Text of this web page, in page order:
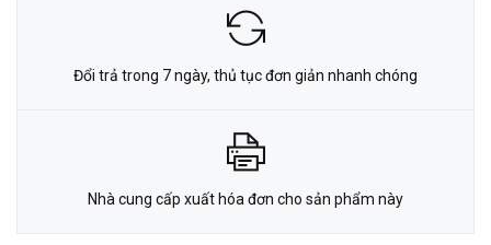
Đổi trả trong 7 ngày, thủ tục đơn giản nhanh chóng
Nhà cung cấp xuất hóa đơn cho sản phẩm này